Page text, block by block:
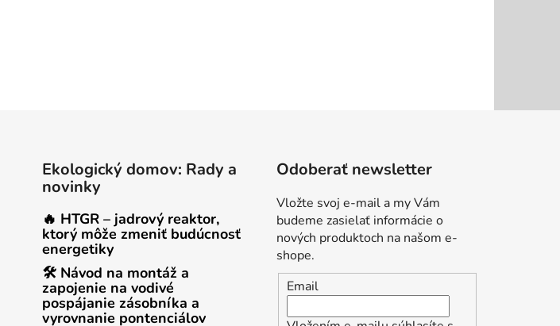
Ekologický domov: Rady a
novinky
🔥 HTGR – jadrový reaktor,
ktorý môže zmeniť budúcnosť
energetiky
🛠 Návod na montáž a
zapojenie na vodivé
pospájanie zásobníka a
vyrovnanie pontenciálov
Odoberať newsletter
Vložte svoj e-mail a my Vám
budeme zasielať informácie o
nových produktoch na našom e-
shope.
Email